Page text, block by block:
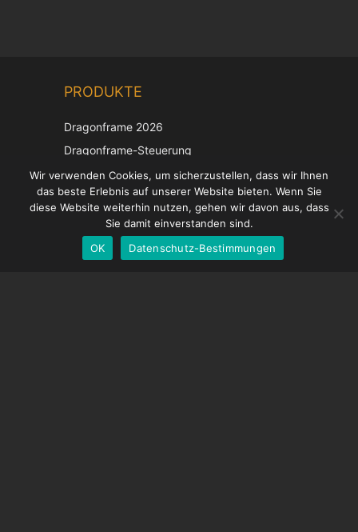
PRODUKTE
Dragonframe 2026
Dragonframe-Steuerung
DDMX-512
DMC-32
EOS LV-Korrekturkappe
Wir verwenden Cookies, um sicherzustellen, dass wir Ihnen
das beste Erlebnis auf unserer Website bieten. Wenn Sie
diese Website weiterhin nutzen, gehen wir davon aus, dass
Sie damit einverstanden sind.
OK
Datenschutz-Bestimmungen
German
English
Spanish
French